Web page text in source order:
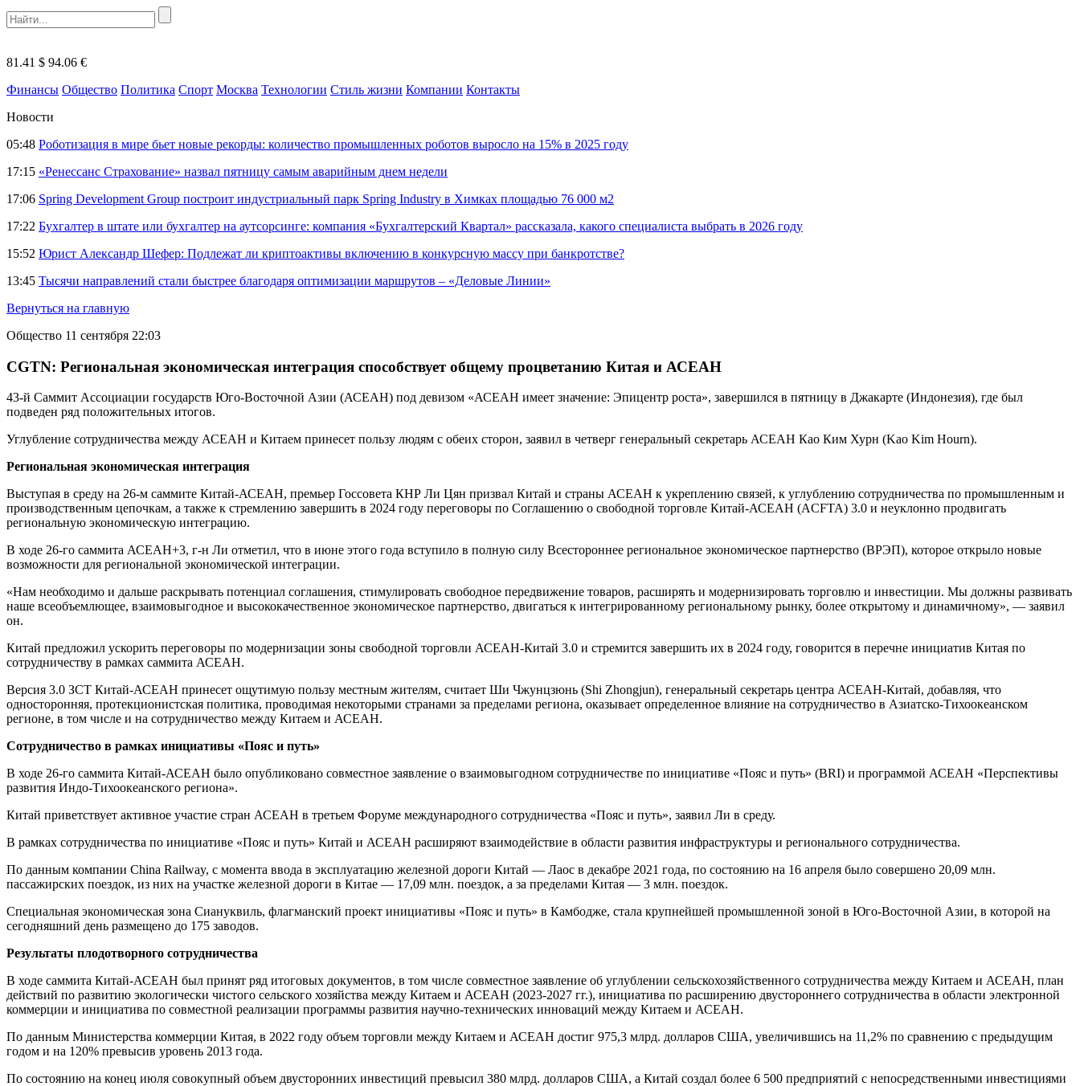
81.41 $ 94.06 €
Финансы Общество Политика Спорт Москва Технологии Стиль жизни Компании Контакты
Новости
05:48 Роботизация в мире бьет новые рекорды: количество промышленных роботов выросло на 15% в 2025 году
17:15 «Ренессанс Страхование» назвал пятницу самым аварийным днем недели
17:06 Spring Development Group построит индустриальный парк Spring Industry в Химках площадью 76 000 м2
17:22 Бухгалтер в штате или бухгалтер на аутсорсинге: компания «Бухгалтерский Квартал» рассказала, какого специалиста выбрать в 2026 году
15:52 Юрист Александр Шефер: Подлежат ли криптоактивы включению в конкурсную массу при банкротстве?
13:45 Тысячи направлений стали быстрее благодаря оптимизации маршрутов – «Деловые Линии»
Вернуться на главную
Общество 11 сентября 22:03
CGTN: Региональная экономическая интеграция способствует общему процветанию Китая и АСЕАН
43-й Саммит Ассоциации государств Юго-Восточной Азии (АСЕАН) под девизом «АСЕАН имеет значение: Эпицентр роста», завершился в пятницу в Джакарте (Индонезия), где был
подведен ряд положительных итогов.
Углубление сотрудничества между АСЕАН и Китаем принесет пользу людям с обеих сторон, заявил в четверг генеральный секретарь АСЕАН Као Ким Хурн (Kao Kim Hourn).
Региональная экономическая интеграция
Выступая в среду на 26-м саммите Китай-АСЕАН, премьер Госсовета КНР Ли Цян призвал Китай и страны АСЕАН к укреплению связей, к углублению сотрудничества по промышленным и
производственным цепочкам, а также к стремлению завершить в 2024 году переговоры по Соглашению о свободной торговле Китай-АСЕАН (ACFTA) 3.0 и неуклонно продвигать
региональную экономическую интеграцию.
В ходе 26-го саммита АСЕАН+3, г-н Ли отметил, что в июне этого года вступило в полную силу Всестороннее региональное экономическое партнерство (ВРЭП), которое открыло новые
возможности для региональной экономической интеграции.
«Нам необходимо и дальше раскрывать потенциал соглашения, стимулировать свободное передвижение товаров, расширять и модернизировать торговлю и инвестиции. Мы должны развивать
наше всеобъемлющее, взаимовыгодное и высококачественное экономическое партнерство, двигаться к интегрированному региональному рынку, более открытому и динамичному», — заявил
он.
Китай предложил ускорить переговоры по модернизации зоны свободной торговли АСЕАН-Китай 3.0 и стремится завершить их в 2024 году, говорится в перечне инициатив Китая по
сотрудничеству в рамках саммита АСЕАН.
Версия 3.0 ЗСТ Китай-АСЕАН принесет ощутимую пользу местным жителям, считает Ши Чжунцзюнь (Shi Zhongjun), генеральный секретарь центра АСЕАН-Китай, добавляя, что
односторонняя, протекционистская политика, проводимая некоторыми странами за пределами региона, оказывает определенное влияние на сотрудничество в Азиатско-Тихоокеанском
регионе, в том числе и на сотрудничество между Китаем и АСЕАН.
Сотрудничество в рамках инициативы «Пояс и путь»
В ходе 26-го саммита Китай-АСЕАН было опубликовано совместное заявление о взаимовыгодном сотрудничестве по инициативе «Пояс и путь» (BRI) и программой АСЕАН «Перспективы
развития Индо-Тихоокеанского региона».
Китай приветствует активное участие стран АСЕАН в третьем Форуме международного сотрудничества «Пояс и путь», заявил Ли в среду.
В рамках сотрудничества по инициативе «Пояс и путь» Китай и АСЕАН расширяют взаимодействие в области развития инфраструктуры и регионального сотрудничества.
По данным компании China Railway, с момента ввода в эксплуатацию железной дороги Китай — Лаос в декабре 2021 года, по состоянию на 16 апреля было совершено 20,09 млн.
пассажирских поездок, из них на участке железной дороги в Китае — 17,09 млн. поездок, а за пределами Китая — 3 млн. поездок.
Специальная экономическая зона Сиануквиль, флагманский проект инициативы «Пояс и путь» в Камбодже, стала крупнейшей промышленной зоной в Юго-Восточной Азии, в которой на
сегодняшний день размещено до 175 заводов.
Результаты плодотворного сотрудничества
В ходе саммита Китай-АСЕАН был принят ряд итоговых документов, в том числе совместное заявление об углублении сельскохозяйственного сотрудничества между Китаем и АСЕАН, план
действий по развитию экологически чистого сельского хозяйства между Китаем и АСЕАН (2023-2027 гг.), инициатива по расширению двустороннего сотрудничества в области электронной
коммерции и инициатива по совместной реализации программы развития научно-технических инноваций между Китаем и АСЕАН.
По данным Министерства коммерции Китая, в 2022 году объем торговли между Китаем и АСЕАН достиг 975,3 млрд. долларов США, увеличившись на 11,2% по сравнению с предыдущим
годом и на 120% превысив уровень 2013 года.
По состоянию на конец июля совокупный объем двусторонних инвестиций превысил 380 млрд. долларов США, а Китай создал более 6 500 предприятий с непосредственными инвестициями